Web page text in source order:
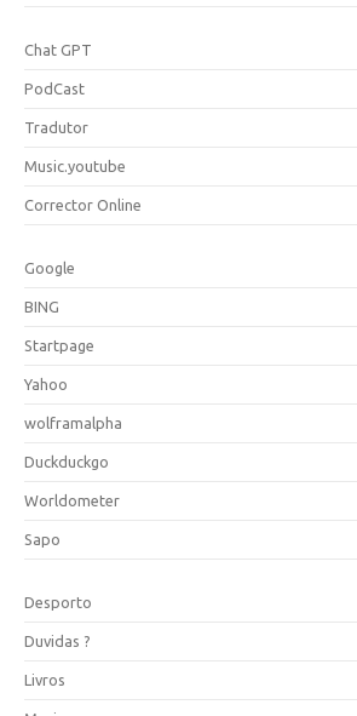
Chat GPT
PodCast
Tradutor
Music.youtube
Corrector Online
Google
BING
Startpage
Yahoo
wolframalpha
Duckduckgo
Worldometer
Sapo
Desporto
Duvidas ?
Livros